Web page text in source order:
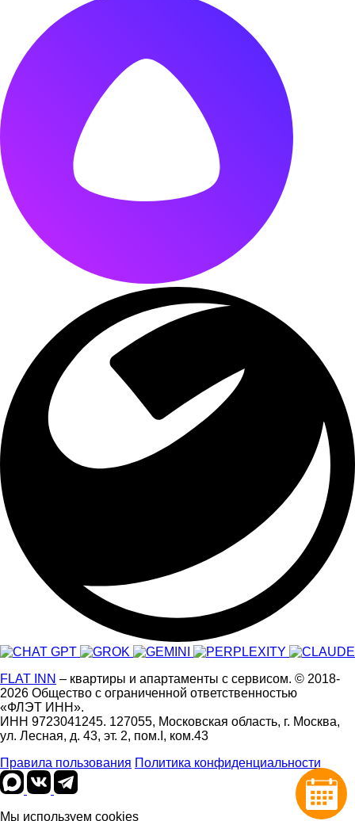
FLAT INN – квартиры и апартаменты с сервисом. © 2018-
2026 Общество с ограниченной ответственностью
«ФЛЭТ ИНН».
ИНН 9723041245. 127055, Московская область, г. Москва,
ул. Лесная, д. 43, эт. 2, пом.I, ком.43
Правила пользования Политика конфиденциальности
Мы используем cookies